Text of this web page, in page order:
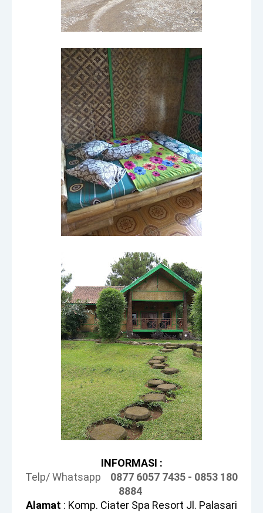
INFORMASI :
Telp/ Whatsapp 0877 6057 7435 - 0853 180
8884
Alamat : Komp. Ciater Spa Resort Jl. Palasari